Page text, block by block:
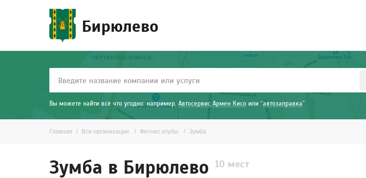
Бирюлево
Вы можете найти всё что угодно: например, Автосервис Армен Кисо или “автозаправка”
Главная Все организации Фитнес клубы Зумба
Зумба в Бирюлево 10 мест